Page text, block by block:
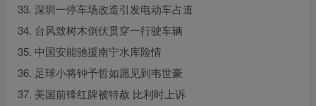
33. 深圳一停车场改造引发电动车占道
34. 台风致树木倒伏贯穿一行驶车辆
35. 中国安能驰援南宁水库险情
36. 足球小将钟予哲如愿见到韦世豪
37. 美国前锋红牌被特赦 比利时上诉